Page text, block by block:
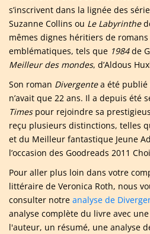
s’inscrivent dans la lignée des
Suzanne Collins ou Le Labyrinthe
mêmes dignes héritiers de
emblématiques, tels que 1984de
Meilleur des mondes, d’Aldous
Son roman Divergentea été publié
n’avait que 22 ans. Il a depuis été
Timespour rejoindre sa
reçu plusieurs distinctions, telles
et du Meilleur fantastique Jeune
l’occasion des Goodreads 2011
Pour aller plus loin dans votre
littéraire de Veronica Roth, nous
consulter notre analyse de
analyse complète du livre avec
l'auteur, un résumé, une analyse